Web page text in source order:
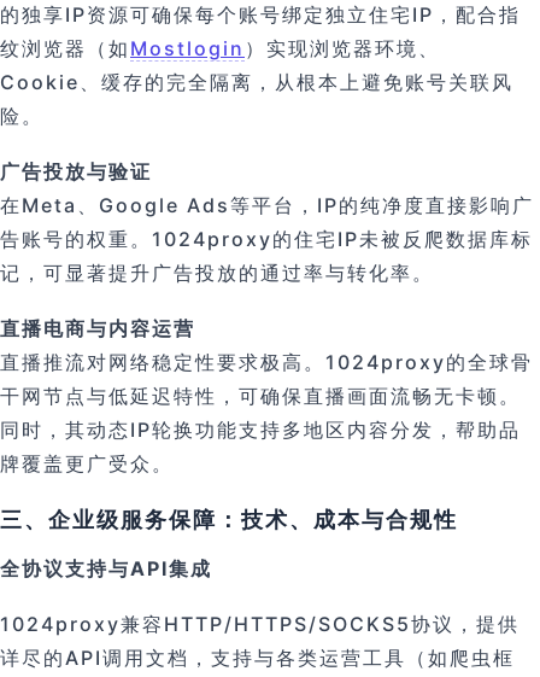
的独享IP资源可确保每个账号绑定独立住宅IP，配合指
纹浏览器（如 Mostlogin ）实现浏览器环境、
Cookie、缓存的完全隔离，从根本上避免账号关联风
险。
广告投放与验证
在Meta、Google Ads等平台，IP的纯净度直接影响广
告账号的权重。1024proxy的住宅IP未被反爬数据库标
记，可显著提升广告投放的通过率与转化率。
直播电商与内容运营
直播推流对网络稳定性要求极高。1024proxy的全球骨
干网节点与低延迟特性，可确保直播画面流畅无卡顿。
同时，其动态IP轮换功能支持多地区内容分发，帮助品
牌覆盖更广受众。
三、企业级服务保障：技术、成本与合规性
全协议支持与API集成
1024proxy兼容HTTP/HTTPS/SOCKS5协议，提供
详尽的API调用文档，支持与各类运营工具（如爬虫框